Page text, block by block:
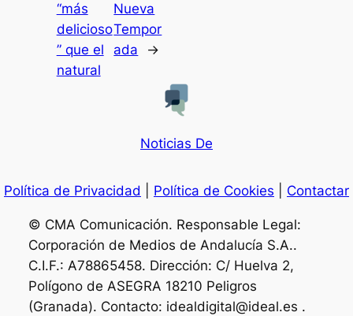
“más
delicioso
” que el
natural
Nueva
Tempor
ada
→
Noticias De
Política de Privacidad Política de Cookies Contactar
© CMA Comunicación. Responsable Legal:
Corporación de Medios de Andalucía S.A..
C.I.F.: A78865458. Dirección: C/ Huelva 2,
Polígono de ASEGRA 18210 Peligros
(Granada). Contacto: idealdigital@ideal.es .